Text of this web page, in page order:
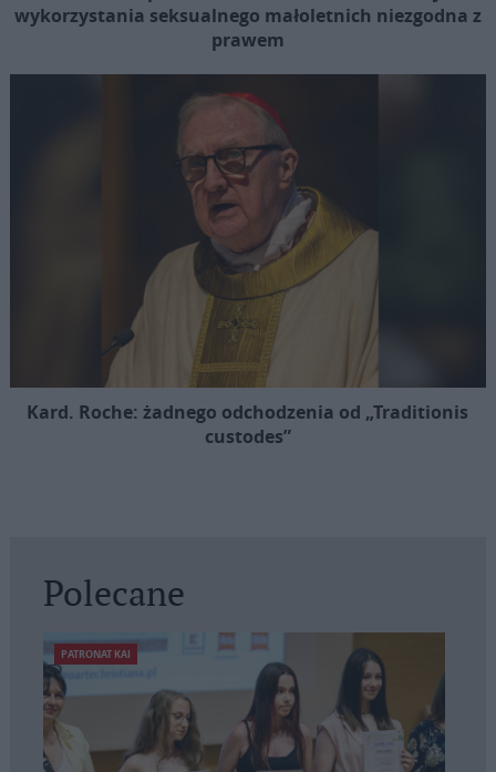
wykorzystania seksualnego małoletnich niezgodna z
prawem
Kard. Roche: żadnego odchodzenia od „Traditionis
custodes”
Polecane
PATRONAT KAI